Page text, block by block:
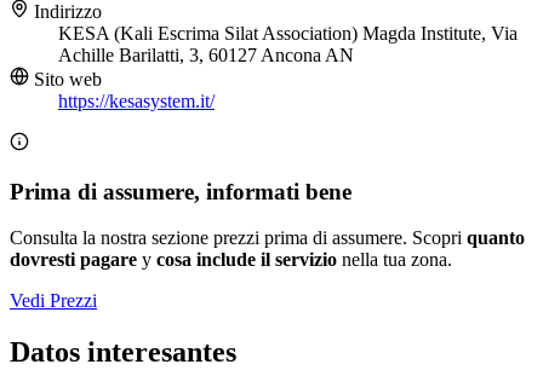
Indirizzo
KESA (Kali Escrima Silat Association) Magda Institute, Via
Achille Barilatti, 3, 60127 Ancona AN
Sito web
https://kesasystem.it/
Prima di assumere, informati bene
Consulta la nostra sezione prezzi prima di assumere. Scopri quanto
dovresti pagare y cosa include il servizio nella tua zona.
Vedi Prezzi
Datos interesantes